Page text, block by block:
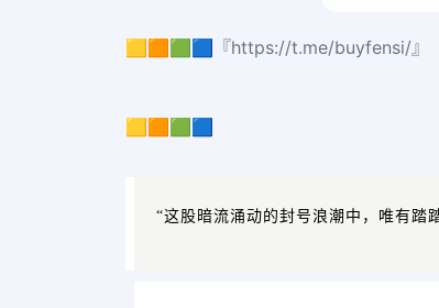
🟨🟧🟩🟦『https://t.me/buyfensi/』
🟨🟧🟩🟦
“这股暗流涌动的封号浪潮中，唯有踏